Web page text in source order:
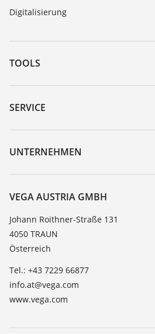
Digitalisierung
TOOLS
Download-Center
Gerätesuche (Seriennummer)
DTM Collection/PACTware
SERVICE
Geräterücksendung
Trainings
TeamViewer
UNTERNEHMEN
Karriere
Über VEGA
Kontakt
News
Presse
Blog
VEGA AUSTRIA GMBH
Johann Roithner-Straße 131
4050 TRAUN
Österreich
Tel.: +43 7229 66877
info.at@vega.com
www.vega.com